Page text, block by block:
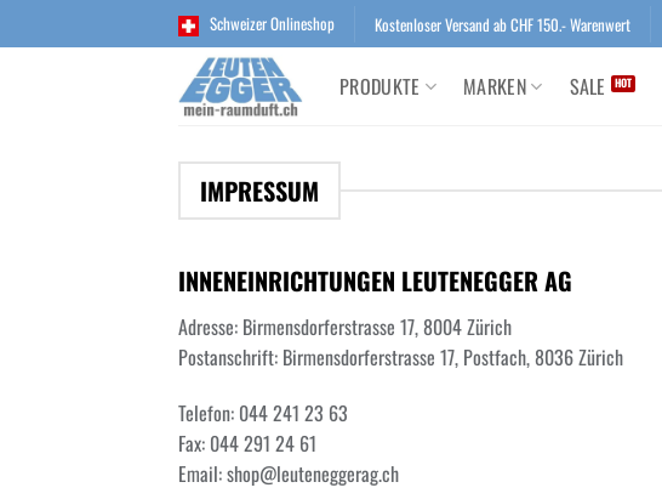
Inhalt
Schweizer Onlineshop Kostenloser Versand ab CHF 150.- Warenwert
PRODUKTE MARKEN SALE
IMPRESSUM
INNENEINRICHTUNGEN LEUTENEGGER AG
Adresse: Birmensdorferstrasse 17, 8004 Zürich
Postanschrift: Birmensdorferstrasse 17, Postfach, 8036 Zürich
Telefon: 044 241 23 63
Fax: 044 291 24 61
Email: shop@leuteneggerag.ch